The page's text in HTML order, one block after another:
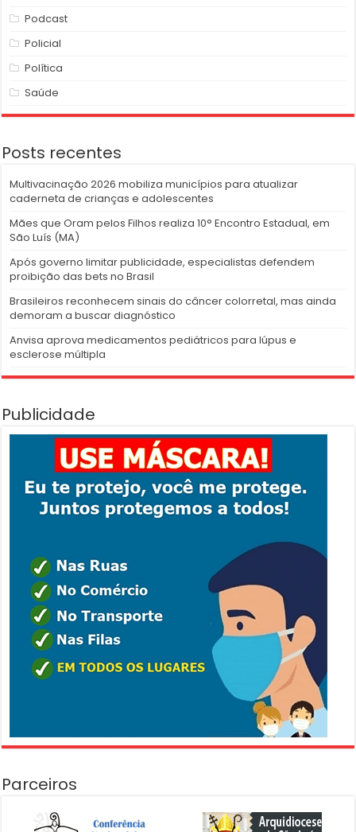
Podcast
Policial
Política
Saúde
Posts recentes
Multivacinação 2026 mobiliza municípios para atualizar
caderneta de crianças e adolescentes
Mães que Oram pelos Filhos realiza 10° Encontro Estadual, em
São Luís (MA)
Após governo limitar publicidade, especialistas defendem
proibição das bets no Brasil
Brasileiros reconhecem sinais do câncer colorretal, mas ainda
demoram a buscar diagnóstico
Anvisa aprova medicamentos pediátricos para lúpus e
esclerose múltipla
Publicidade
Parceiros